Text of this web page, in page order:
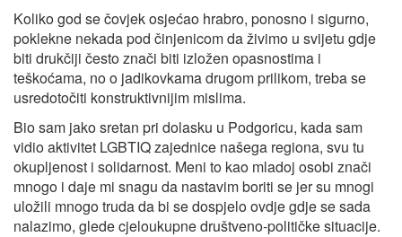
Koliko god se čovjek osjećao hrabro, ponosno i sigurno,
poklekne nekada pod činjenicom da živimo u svijetu gdje
biti drukčiji često znači biti izložen opasnostima i
teškoćama, no o jadikovkama drugom prilikom, treba se
usredotočiti konstruktivnijim mislima.
Bio sam jako sretan pri dolasku u Podgoricu, kada sam
vidio aktivitet LGBTIQ zajednice našega regiona, svu tu
okupljenost i solidarnost. Meni to kao mladoj osobi znači
mnogo i daje mi snagu da nastavim boriti se jer su mnogi
uložili mnogo truda da bi se dospjelo ovdje gdje se sada
nalazimo, glede cjeloukupne društveno-političke situacije.